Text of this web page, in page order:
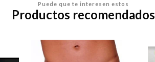
Puede que te interesen estos
Productos recomendados